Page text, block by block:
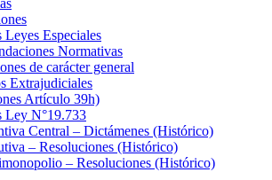
Leyes Especiales
Normativas
de carácter general
Extrajudiciales
Artículo 39h)
Ley N°19.733
Central – Dictámenes (Histórico)
– Resoluciones (Histórico)
– Resoluciones (Histórico)